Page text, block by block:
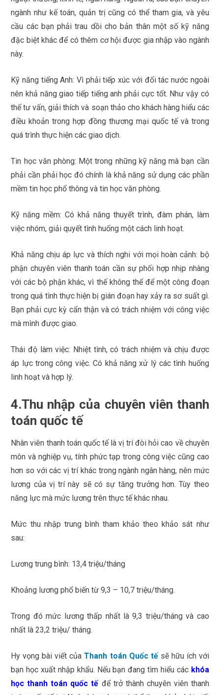
ngành như kế toán, quản trị cũng có thể tham gia, và yêu
cầu các bạn phải trau dồi cho bản thân một số kỹ năng
đặc biệt khác để có thêm cơ hội được gia nhập vào ngành
này.
Kỹ năng tiếng Anh: Vì phải tiếp xúc với đối tác nước ngoài
nên khả năng giao tiếp tiếng anh phải cực tốt. Như vậy có
thể tư vấn, giải thích và soạn thảo cho khách hàng hiểu các
điều khoản trong hợp đồng thương mại quốc tế và trong
quá trình thực hiện các giao dịch.
Tin học văn phòng: Một trong những kỹ năng mà bạn cần
phải cần phải học đó chính là khả năng sử dụng các phần
mềm tin học phổ thông và tin học văn phòng.
Kỹ năng mềm: Có khả năng thuyết trình, đàm phán, làm
việc nhóm, giải quyết tình huống một cách linh hoạt.
Khả năng chịu áp lực và thích nghi với mọi hoàn cảnh: bộ
phận chuyên viên thanh toán cần sự phối hợp nhịp nhàng
với các bộ phận khác, vì thế không thể để một công đoạn
trong quá tình thực hiện bị gián đoạn hay xảy ra sơ suất gì.
Bạn phải cực kỳ cẩn thận và có trách nhiệm với công việc
mà mình được giao.
Thái độ làm việc: Nhiệt tình, có trách nhiệm và chịu được
áp lực trong công việc. Có khả năng xử lý các tình huống
linh hoạt và hợp lý.
4.Thu nhập của chuyên viên thanh
toán quốc tế
Nhân viên thanh toán quốc tế là vị trí đòi hỏi cao về chuyên
môn và nghiệp vụ, tính phức tạp trong công việc cũng cao
hơn so với các vị trí khác trong ngành ngân hàng, nên mức
lương của vị trí này sẽ có sự tăng trưởng hơn. Tùy theo
năng lực mà mức lương trên thực tế khác nhau.
Mức thu nhập trung bình tham khảo theo khảo sát như
sau:
Lương trung bình: 13,4 triệu/tháng
Khoảng lương phổ biến từ 9,3 – 10,7 triệu/tháng.
Trong đó mức lương thấp nhất là 9,3 triệu/tháng và cao
nhất là 23,2 triệu/ tháng.
Hy vọng bài viết củaThanh toán Quốc tếsẽ hữu ích với
bạn học xuất nhập khẩu. Nếu bạn đang tìm hiểu các khóa
học thanh toán quốc tếđể trở thành chuyên viên thanh